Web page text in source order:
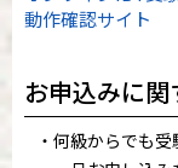
動作確認サイト
お申込みに
何級からでも受